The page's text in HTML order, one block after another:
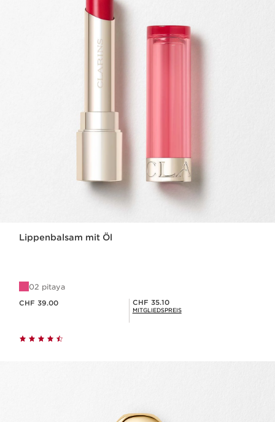
Lippenbalsam mit Öl
02 pitaya
CHF 39.00 Mitgliederpreis CHF 35.10
CHF 35.10
MITGLIEDSPREIS